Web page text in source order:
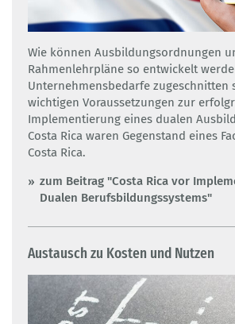
©sezerozger - stock.adobe.com
Wie können Ausbildungsordnungen
Rahmenlehrpläne so entwickelt
Unternehmensbedarfe zugeschnitten
wichtigen Voraussetzungen zur
Implementierung eines dualen
Costa Rica waren Gegenstand eines
Costa Rica.
zum Beitrag "Costa Rica vor
Dualen Berufsbildungssystems"
Austausch zu Kosten und Nutzen